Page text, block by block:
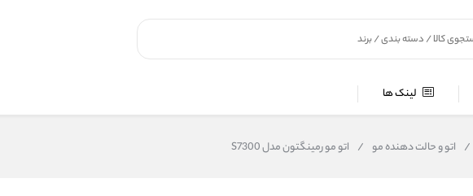
لینک ها
/ اتو و حالت دهنده مو / اتو مو رمینگتون مدل S7300